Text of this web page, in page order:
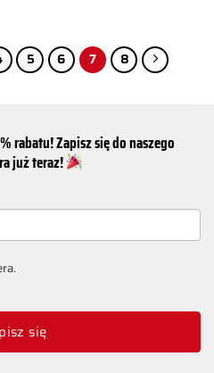
5 6 7 8
rabatu! Zapisz się do naszego
już teraz!
.
się